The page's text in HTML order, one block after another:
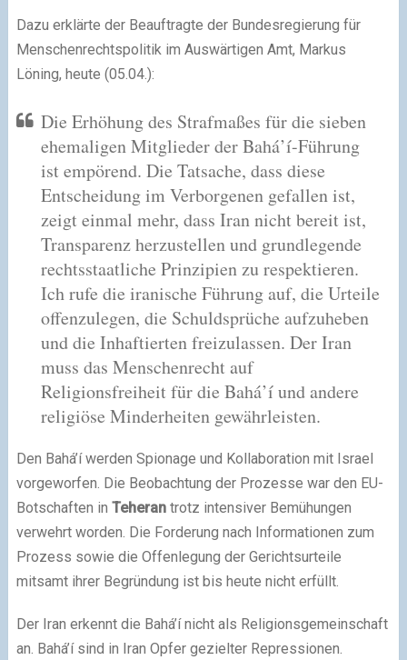
Dazu erklärte der Beauftragte der Bundesregierung für
Menschenrechtspolitik im Auswärtigen Amt, Markus
Löning, heute (05.04.):
Die Erhöhung des Strafmaßes für die sieben
ehemaligen Mitglieder der Bahá’í-Führung
ist empörend. Die Tatsache, dass diese
Entscheidung im Verborgenen gefallen ist,
zeigt einmal mehr, dass Iran nicht bereit ist,
Transparenz herzustellen und grundlegende
rechtsstaatliche Prinzipien zu respektieren.
Ich rufe die iranische Führung auf, die Urteile
offenzulegen, die Schuldsprüche aufzuheben
und die Inhaftierten freizulassen. Der Iran
muss das Menschenrecht auf
Religionsfreiheit für die Bahá’í und andere
religiöse Minderheiten gewährleisten.
Den Bahá’í werden Spionage und Kollaboration mit Israel
vorgeworfen. Die Beobachtung der Prozesse war den EU-
Botschaften in Teherantrotz intensiver Bemühungen
verwehrt worden. Die Forderung nach Informationen zum
Prozess sowie die Offenlegung der Gerichtsurteile
mitsamt ihrer Begründung ist bis heute nicht erfüllt.
Der Iran erkennt die Bahá’í nicht als Religionsgemeinschaft
an. Bahá’í sind in Iran Opfer gezielter Repressionen.